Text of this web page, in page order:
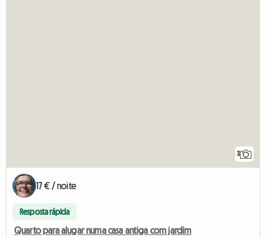
3
17 € / noite
Resposta rápida
Quarto para alugar numa casa antiga com jardim